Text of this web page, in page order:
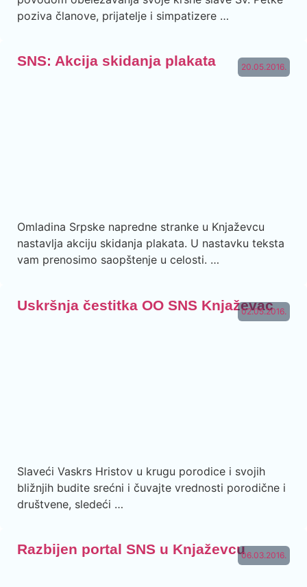
poziva članove, prijatelje i simpatizere …
20.05.2016.
SNS: Akcija skidanja plakata
Omladina Srpske napredne stranke u Knjaževcu
nastavlja akciju skidanja plakata. U nastavku teksta
vam prenosimo saopštenje u celosti. …
02.05.2016.
Uskršnja čestitka OO SNS Knjaževac
Slaveći Vaskrs Hristov u krugu porodice i svojih
bližnjih budite srećni i čuvajte vrednosti porodične i
društvene, sledeći …
06.03.2016.
Razbijen portal SNS u Knjaževcu